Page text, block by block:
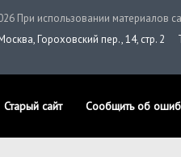
При использовании материалов
Гороховский пер., 14, стр. 2
Старый сайт Сообщить об